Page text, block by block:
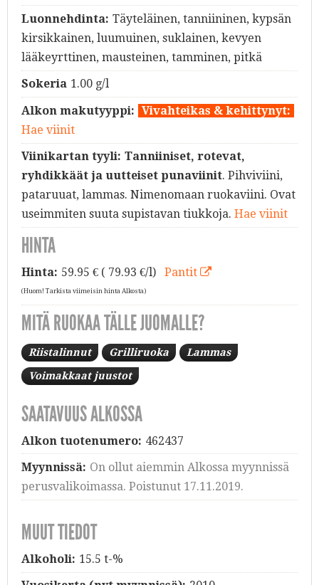
Luonnehdinta: Täyteläinen, tanniininen, kypsän
kirsikkainen, luumuinen, suklainen, kevyen
lääkeyrttinen, mausteinen, tamminen, pitkä
Sokeria 1.00 g/l
Alkon makutyyppi: Vivahteikas & kehittynyt:
Hae viinit
Viinikartan tyyli: Tanniiniset, rotevat,
ryhdikkäät ja uutteiset punaviinit. Pihviviini,
pataruuat, lammas. Nimenomaan ruokaviini. Ovat
useimmiten suuta supistavan tiukkoja. Hae viinit
HINTA
Hinta: 59.95 € ( 79.93 €/l) Pantit
(Huom! Tarkista viimeisin hinta Alkosta)
MITÄ RUOKAA TÄLLE JUOMALLE?
Riistalinnut Grilliruoka Lammas
Voimakkaat juustot
SAATAVUUS ALKOSSA
Alkon tuotenumero: 462437
Myynnissä: On ollut aiemmin Alkossa myynnissä
perusvalikoimassa. Poistunut 17.11.2019.
MUUT TIEDOT
Alkoholi: 15.5 t-%